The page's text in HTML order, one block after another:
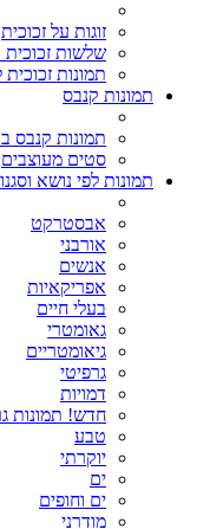
זוגות על זכוכית
שלשות
תמונות
תמונות קנבס
תמונות קנבס
סטים מעוצבים
תמונות לפי נושא
אבסטרקט
אורבני
אנשים
אפריקאיות
בעלי חיים
גאומטרי
גיאומטריים
גרפיטי
דמויות
חדש! תמונות
טבע
יוקרתי
ים
ים וחופים
מודרני